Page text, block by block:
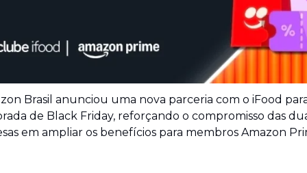
Brasil anunciou uma nova parceria com o iFood
de Black Friday, reforçando o compromisso das
em ampliar os benefícios para membros Amazon